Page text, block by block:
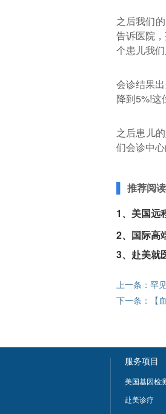
之后我们
告诉医院
个患儿我
会诊结果
降到5%!这
之后患儿
们会诊中
▌ 推荐阅读
1、 美国远
2、 国际高
3、 赴美就
上一条： 罕
下一条：
【
服务项目
美国基因检
赴美诊疗